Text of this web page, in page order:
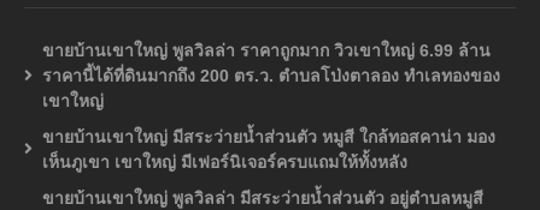
ขายบ้านเขาใหญ่ พูลวิลล่า ราคาถูกมาก วิวเขาใหญ่ 6.99 ล้าน
ราคานี้ได้ที่ดินมากถึง 200 ตร.ว. ตำบลโป่งตาลอง ทำเลทองของ
เขาใหญ่
ขายบ้านเขาใหญ่ มีสระว่ายน้ำส่วนตัว หมูสี ใกล้ทอสคาน่า มอง
เห็นภูเขา เขาใหญ่ มีเฟอร์นิเจอร์ครบแถมให้ทั้งหลัง
ขายบ้านเขาใหญ่ พูลวิลล่า มีสระว่ายน้ำส่วนตัว อยู่ตำบลหมูสี